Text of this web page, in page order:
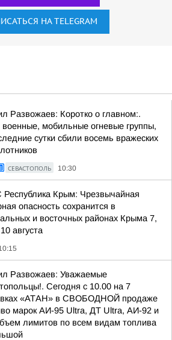
НА TELEGRAM
Развожаев: Коротко о главном:.
мобильные огневые группы,
сутки сбили восемь вражеских
СЕВАСТОПОЛЬ 10:30
Крым: Чрезвычайная
опасность сохранится в
и восточных районах Крыма 7,
августа
Развожаев: Уважаемые
Сегодня с 10.00 на 7
«АТАН» в СВОБОДНОЙ продаже
марок АИ-95 Ultra, ДТ Ultra, АИ-92 и
лимитов по всем видам топлива